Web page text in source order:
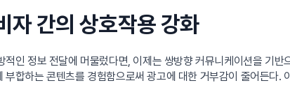
자 간의 상호작용 강화
적인 정보 전달에 머물렀다면, 이제는 쌍방향 커뮤니케이션을 기
부합하는 콘텐츠를 경험함으로써 광고에 대한 거부감이 줄어든